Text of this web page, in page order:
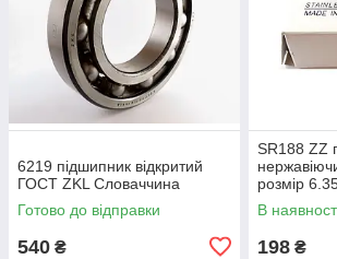
6219 підшипник відкритий
ГОСТ ZKL Словаччина
Готово до відправки
540 ₴
SR188 ZZ
розмір
В
198 ₴